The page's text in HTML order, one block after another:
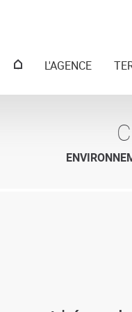
MenuL'AGENCE